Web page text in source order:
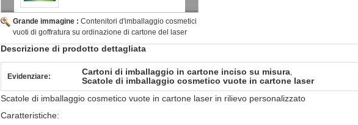
Grande immagine : Contenitori d'imballaggio cosmetici
vuoti di goffratura su ordinazione di cartone del laser
Descrizione di prodotto dettagliata
Evidenziare: Cartoni di imballaggio in cartone inciso su misura,
Scatole di imballaggio cosmetico vuote in cartone laser
Scatole di imballaggio cosmetico vuote in cartone laser in rilievo personalizzato
Caratteristiche: